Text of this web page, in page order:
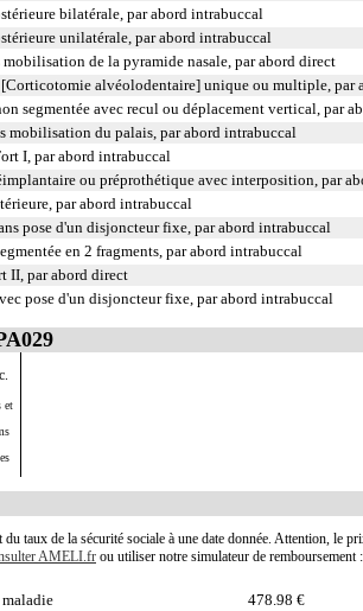
bilatérale, par abord intrabuccal
unilatérale, par abord intrabuccal
de la pyramide nasale, par abord direct
alvéolodentaire] unique ou multiple, par
segmentée avec recul ou déplacement vertical, par
mobilisation du palais, par abord intrabuccal
I, par abord intrabuccal
ou préprothétique avec interposition, par
par abord intrabuccal
pose d'un disjoncteur fixe, par abord intrabuccal
en 2 fragments, par abord intrabuccal
II, par abord direct
pose d'un disjoncteur fixe, par abord intrabuccal
et
du taux de la sécurité sociale à une date donnée. Attention,
AMELI.fr ou utiliser notre simulateur de remboursement :
maladie 478.98 €